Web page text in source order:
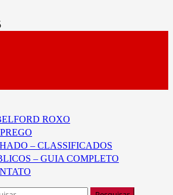
ROXO
– CLASSIFICADOS
– GUIA COMPLETO